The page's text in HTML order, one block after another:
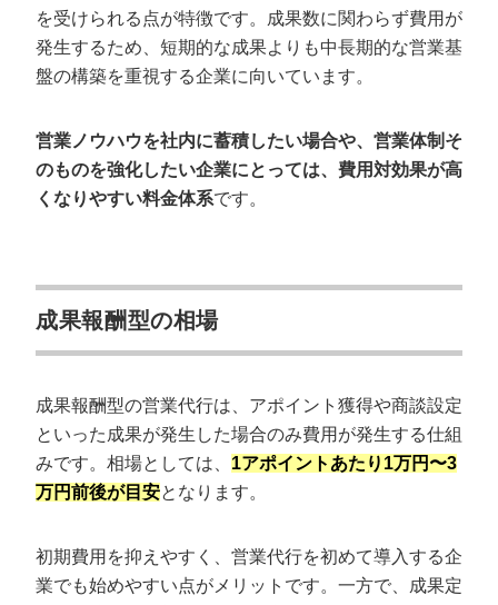
を受けられる点が特徴です。成果数に関わらず費用が
発生するため、短期的な成果よりも中長期的な営業基
盤の構築を重視する企業に向いています。
営業ノウハウを社内に蓄積したい場合や、営業体制そ
のものを強化したい企業にとっては、費用対効果が高
くなりやすい料金体系です。
成果報酬型の相場
成果報酬型の営業代行は、アポイント獲得や商談設定
といった成果が発生した場合のみ費用が発生する仕組
みです。相場としては、 1アポイントあたり1万円〜3
万円前後が目安となります。
初期費用を抑えやすく、営業代行を初めて導入する企
業でも始めやすい点がメリットです。一方で、成果定